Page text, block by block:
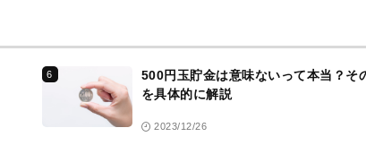
ク
6
500円玉貯金は意味ないって本当？そ
を具体的に解説
2023/12/26